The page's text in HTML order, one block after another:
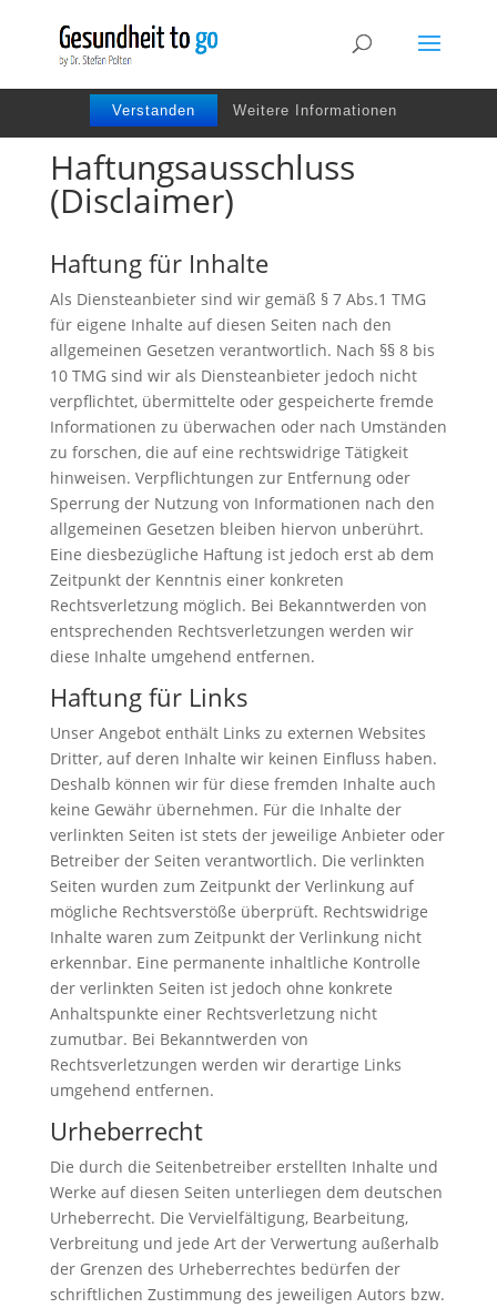
Wir benutzen Cookies um die Nutzerfreundlichkeit
der Webseite zu verbessen. Durch Deinen Besuch
Verstanden Weitere Informationen
Haftungsausschluss
(Disclaimer)
Haftung für Inhalte
Als Diensteanbieter sind wir gemäß § 7 Abs.1 TMG
für eigene Inhalte auf diesen Seiten nach den
allgemeinen Gesetzen verantwortlich. Nach §§ 8 bis
10 TMG sind wir als Diensteanbieter jedoch nicht
verpflichtet, übermittelte oder gespeicherte fremde
Informationen zu überwachen oder nach Umständen
zu forschen, die auf eine rechtswidrige Tätigkeit
hinweisen. Verpflichtungen zur Entfernung oder
Sperrung der Nutzung von Informationen nach den
allgemeinen Gesetzen bleiben hiervon unberührt.
Eine diesbezügliche Haftung ist jedoch erst ab dem
Zeitpunkt der Kenntnis einer konkreten
Rechtsverletzung möglich. Bei Bekanntwerden von
entsprechenden Rechtsverletzungen werden wir
diese Inhalte umgehend entfernen.
Haftung für Links
Unser Angebot enthält Links zu externen Websites
Dritter, auf deren Inhalte wir keinen Einfluss haben.
Deshalb können wir für diese fremden Inhalte auch
keine Gewähr übernehmen. Für die Inhalte der
verlinkten Seiten ist stets der jeweilige Anbieter oder
Betreiber der Seiten verantwortlich. Die verlinkten
Seiten wurden zum Zeitpunkt der Verlinkung auf
mögliche Rechtsverstöße überprüft. Rechtswidrige
Inhalte waren zum Zeitpunkt der Verlinkung nicht
erkennbar. Eine permanente inhaltliche Kontrolle
der verlinkten Seiten ist jedoch ohne konkrete
Anhaltspunkte einer Rechtsverletzung nicht
zumutbar. Bei Bekanntwerden von
Rechtsverletzungen werden wir derartige Links
umgehend entfernen.
Urheberrecht
Die durch die Seitenbetreiber erstellten Inhalte und
Werke auf diesen Seiten unterliegen dem deutschen
Urheberrecht. Die Vervielfältigung, Bearbeitung,
Verbreitung und jede Art der Verwertung außerhalb
der Grenzen des Urheberrechtes bedürfen der
schriftlichen Zustimmung des jeweiligen Autors bzw.